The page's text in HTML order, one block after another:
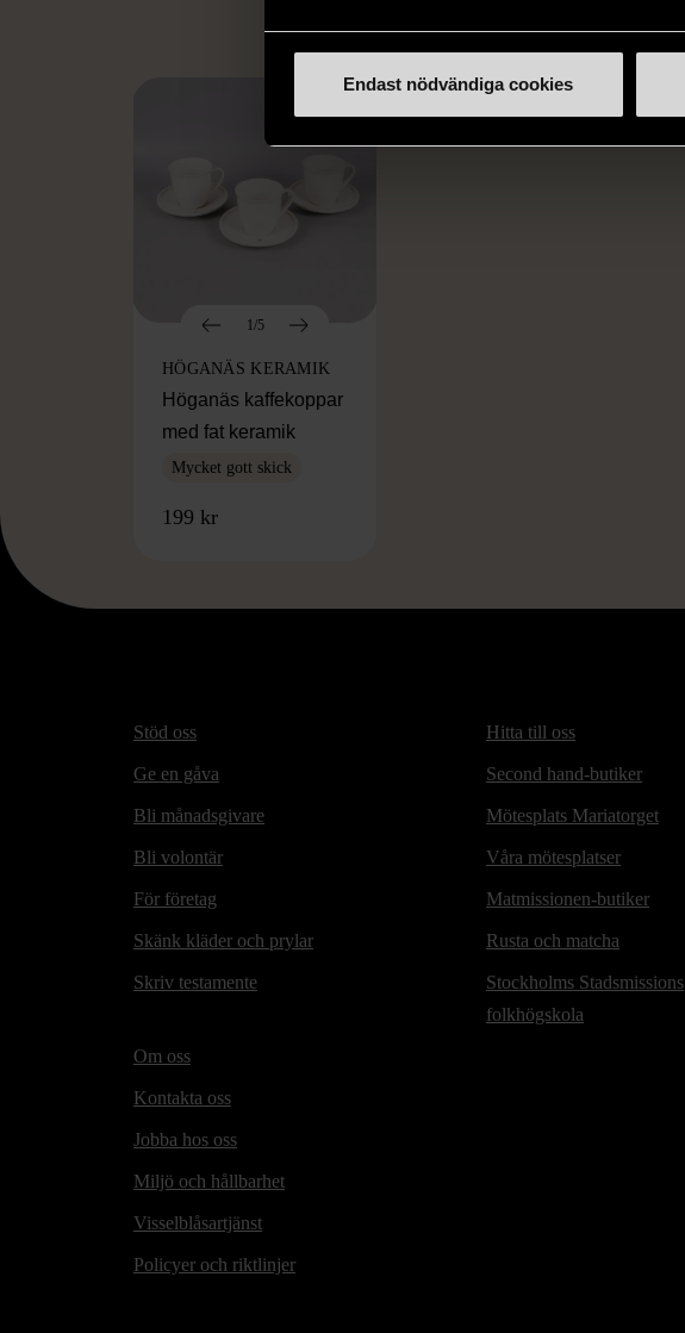
Endast nödvändiga cookies
1/5
HÖGANÄS KERAMIK
Höganäs kaffekoppar
med fat keramik
Mycket gott skick
199 kr
Stöd oss
Ge en gåva
Bli månadsgivare
Bli volontär
För företag
Skänk kläder och prylar
Skriv testamente
Hitta till oss
Second hand-butiker
Mötesplats Mariatorget
Våra mötesplatser
Matmissionen-butiker
Rusta och matcha
Stockholms Stadsmissions
folkhögskola
Om oss
Kontakta oss
Jobba hos oss
Miljö och hållbarhet
Visselblåsartjänst
Policyer och riktlinjer